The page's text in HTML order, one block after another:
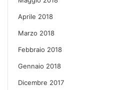
Aprile 2018
Marzo 2018
Febbraio 2018
Gennaio 2018
Dicembre 2017